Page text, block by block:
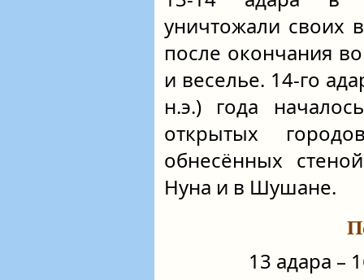
уничтожали своих
после окончания
и веселье. 14‑го
н.э.) года
открытых
обнесённых
Нуна и в Шушане.
13 адара –